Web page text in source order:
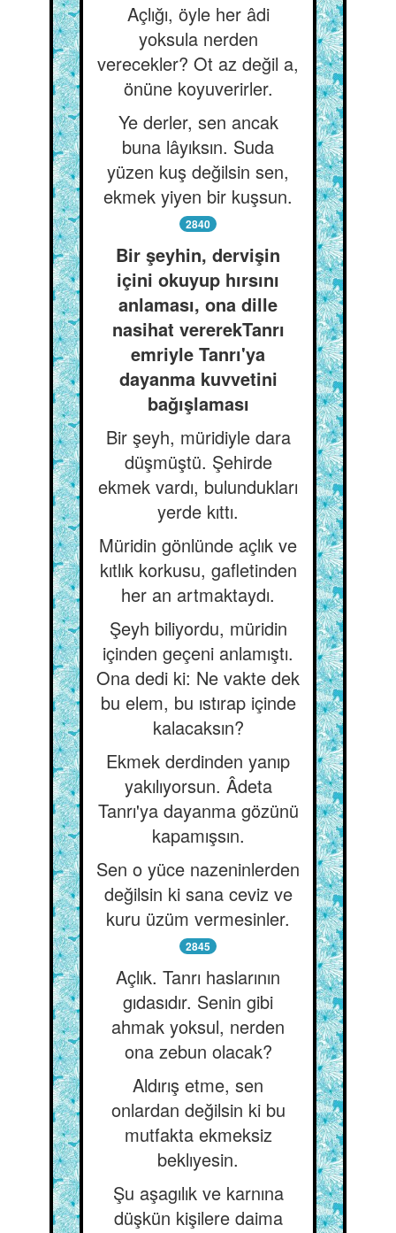
Açlığı, öyle her âdi
yoksula nerden
verecekler? Ot az değil a,
önüne koyuverirler.
Ye derler, sen ancak
buna lâyıksın. Suda
yüzen kuş değilsin sen,
ekmek yiyen bir kuşsun.
2840
Bir şeyhin, dervişin
içini okuyup hırsını
anlaması, ona dille
nasihat vererekTanrı
emriyle Tanrı'ya
dayanma kuvvetini
bağışlaması
Bir şeyh, müridiyle dara
düşmüştü. Şehirde
ekmek vardı, bulundukları
yerde kıttı.
Müridin gönlünde açlık ve
kıtlık korkusu, gafletinden
her an artmaktaydı.
Şeyh biliyordu, müridin
içinden geçeni anlamıştı.
Ona dedi ki: Ne vakte dek
bu elem, bu ıstırap içinde
kalacaksın?
Ekmek derdinden yanıp
yakılıyorsun. Âdeta
Tanrı'ya dayanma gözünü
kapamışsın.
Sen o yüce nazeninlerden
değilsin ki sana ceviz ve
kuru üzüm vermesinler.
2845
Açlık. Tanrı haslarının
gıdasıdır. Senin gibi
ahmak yoksul, nerden
ona zebun olacak?
Aldırış etme, sen
onlardan değilsin ki bu
mutfakta ekmeksiz
beklıyesin.
Şu aşagılık ve karnına
düşkün kişilere daima